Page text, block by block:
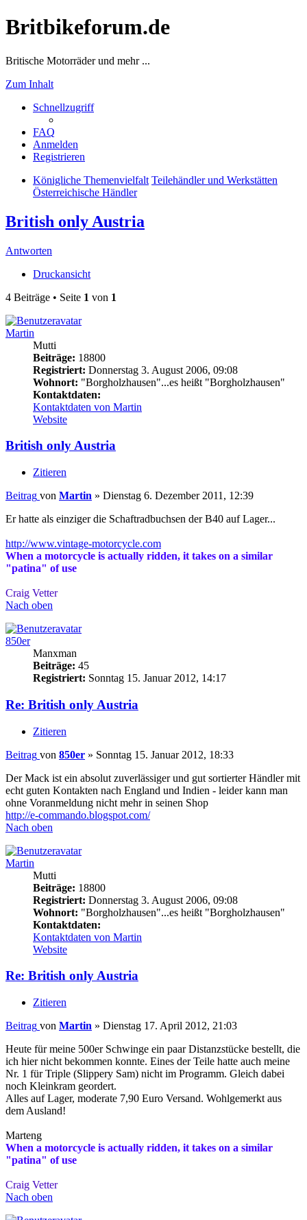
Britbikeforum.de
Britische Motorräder und mehr ...
Zum Inhalt
Schnellzugriff
FAQ
Anmelden
Registrieren
Königliche Themenvielfalt Teilehändler und Werkstätten
Österreichische Händler
British only Austria
Antworten
Druckansicht
4 Beiträge • Seite 1 von 1
Martin
Mutti
Beiträge: 18800
Registriert: Donnerstag 3. August 2006, 09:08
Wohnort: "Borgholzhausen"...es heißt "Borgholzhausen"
Kontaktdaten:
Kontaktdaten von Martin
Website
British only Austria
Zitieren
Beitrag von Martin » Dienstag 6. Dezember 2011, 12:39
Er hatte als einziger die Schaftradbuchsen der B40 auf Lager...
http://www.vintage-motorcycle.com
When a motorcycle is actually ridden, it takes on a similar
"patina" of use
Craig Vetter
Nach oben
850er
Manxman
Beiträge: 45
Registriert: Sonntag 15. Januar 2012, 14:17
Re: British only Austria
Zitieren
Beitrag von 850er » Sonntag 15. Januar 2012, 18:33
Der Mack ist ein absolut zuverlässiger und gut sortierter Händler mit
echt guten Kontakten nach England und Indien - leider kann man
ohne Voranmeldung nicht mehr in seinen Shop
http://e-commando.blogspot.com/
Nach oben
Martin
Mutti
Beiträge: 18800
Registriert: Donnerstag 3. August 2006, 09:08
Wohnort: "Borgholzhausen"...es heißt "Borgholzhausen"
Kontaktdaten:
Kontaktdaten von Martin
Website
Re: British only Austria
Zitieren
Beitrag von Martin » Dienstag 17. April 2012, 21:03
Heute für meine 500er Schwinge ein paar Distanzstücke bestellt, die
ich hier nicht bekommen konnte. Eines der Teile hatte auch meine
Nr. 1 für Triple (Slippery Sam) nicht im Programm. Gleich dabei
noch Kleinkram geordert.
Alles auf Lager, moderate 7,90 Euro Versand. Wohlgemerkt aus
dem Ausland!
Marteng
When a motorcycle is actually ridden, it takes on a similar
"patina" of use
Craig Vetter
Nach oben